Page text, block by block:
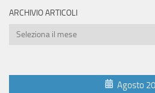
ARCHIVIO ARTICOLI
Archivio
Agosto